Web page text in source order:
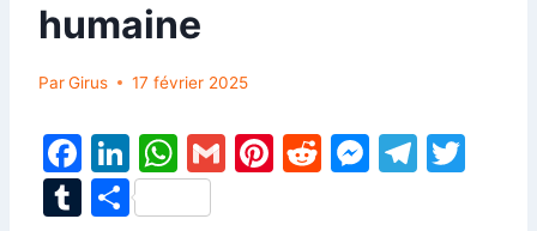
humaine
ParGirus 17 février 2025
F
a
Li
n
W
h
G
Pi R
M T
T P